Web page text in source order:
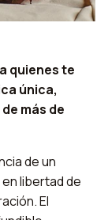
quienes te
única,
más de
de un
libertad de
El